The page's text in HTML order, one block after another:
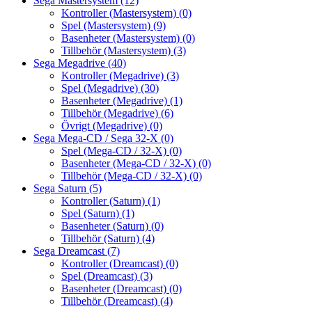
Kontroller (Mastersystem) (0)
Spel (Mastersystem) (9)
Basenheter (Mastersystem) (0)
Tillbehör (Mastersystem) (3)
Sega Megadrive (40)
Kontroller (Megadrive) (3)
Spel (Megadrive) (30)
Basenheter (Megadrive) (1)
Tillbehör (Megadrive) (6)
Övrigt (Megadrive) (0)
Sega Mega-CD / Sega 32-X (0)
Spel (Mega-CD / 32-X) (0)
Basenheter (Mega-CD / 32-X) (0)
Tillbehör (Mega-CD / 32-X) (0)
Sega Saturn (5)
Kontroller (Saturn) (1)
Spel (Saturn) (1)
Basenheter (Saturn) (0)
Tillbehör (Saturn) (4)
Sega Dreamcast (7)
Kontroller (Dreamcast) (0)
Spel (Dreamcast) (3)
Basenheter (Dreamcast) (0)
Tillbehör (Dreamcast) (4)